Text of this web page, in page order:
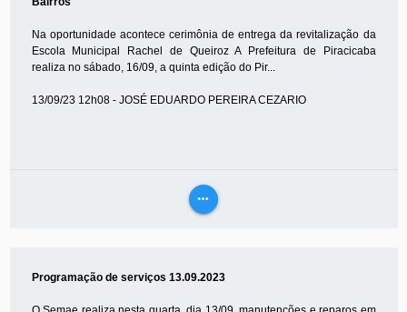
Na oportunidade acontece cerimônia de entrega da revitalização da
Escola Municipal Rachel de Queiroz A Prefeitura de Piracicaba
realiza no sábado, 16/09, a quinta edição do Pir...
13/09/23 12h08 - JOSÉ EDUARDO PEREIRA CEZARIO
more_horiz
Programação de serviços 13.09.2023